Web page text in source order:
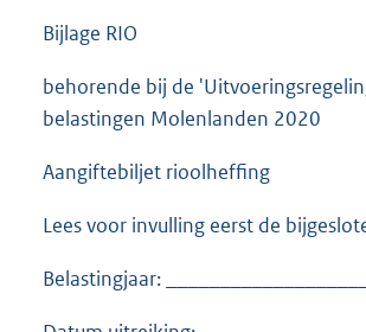
Bijlage RIO
behorende bij de
belastingen Molenlanden 2020
Aangiftebiljet rioolheffing
Lees voor invulling eerst de
Belastingjaar: